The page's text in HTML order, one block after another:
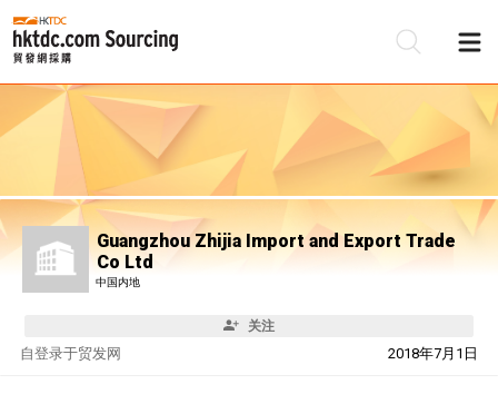
Guangzhou Zhijia Import and Export Trade
Co Ltd
中国内地
关注
自 2018年7月1日
登录于贸发网